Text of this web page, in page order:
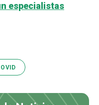
especialistas